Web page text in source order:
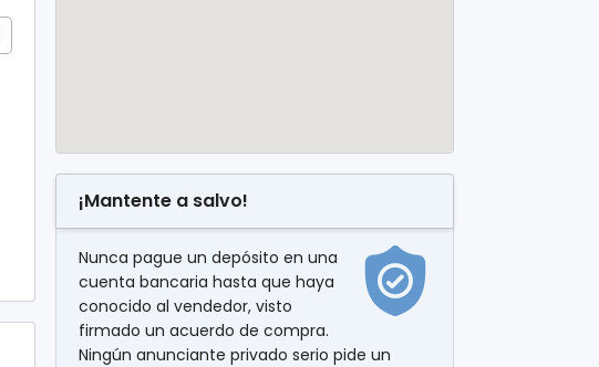
¡Mantente a salvo!
Nunca pague un depósito en una
cuenta bancaria hasta que haya
conocido al vendedor, visto
firmado un acuerdo de compra.
Ningún anunciante privado serio pide un